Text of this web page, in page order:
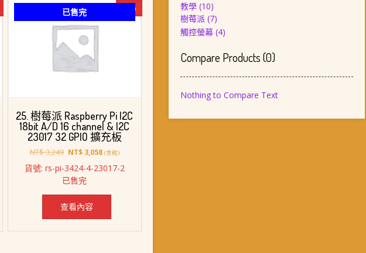
已售完 -6%
25. 樹莓派 Raspberry Pi I2C
18bit A/D 16 channel & I2C
23017 32 GPIO 擴充板
NT$3,249 原
價
格：
NT$ 3,249。
NT$3,058目
價
NT$ 3,058。
(含稅)
貨號: rs-pi-3424-4-23017-2
已售完
查看內容
教學(10)
樹莓派(7)
觸控螢幕(4)
Compare Products(0)
Nothing to Compare Text